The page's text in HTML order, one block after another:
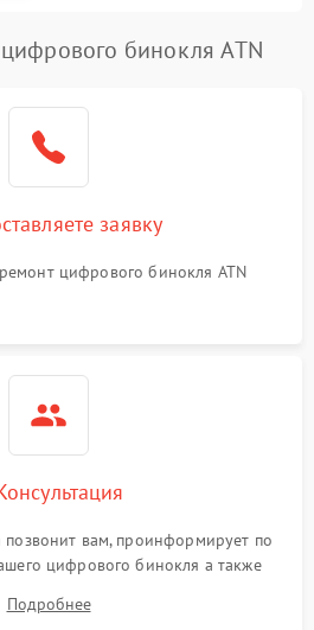
бинокля ATN
заявку
цифрового бинокля ATN
вам, проинформирует по
цифрового бинокля а также
Подробнее